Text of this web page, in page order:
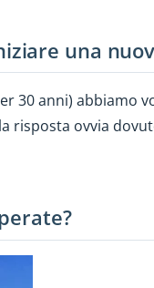
una
30 anni) abbiamo
risposta ovvia